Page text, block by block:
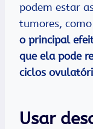
podem estar
tumores,
o principal
que ela pode
ciclos
Usar